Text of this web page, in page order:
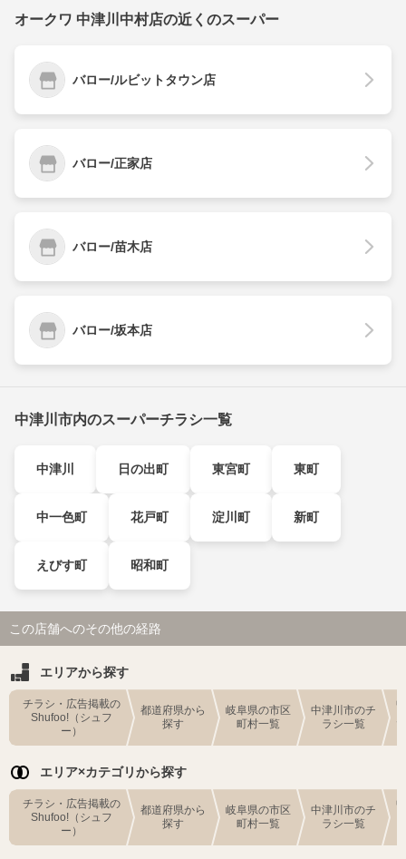
オークワ 中津川中村店の近くのスーパー
バロー/ルビットタウン店
バロー/正家店
バロー/苗木店
バロー/坂本店
中津川市内のスーパーチラシ一覧
中津川 日の出町 東宮町 東町
中一色町 花戸町 淀川町 新町
えびす町 昭和町
この店舗へのその他の経路
エリアから探す
チラシ・広告掲載の
Shufoo!（シュフ
ー）
都道府県から
探す
岐阜県の市区
町村一覧
中津川市のチ
ラシ一覧
エリア×カテゴリから探す
チラシ・広告掲載の
Shufoo!（シュフ
ー）
都道府県から
探す
岐阜県の市区
町村一覧
中津川市のチ
ラシ一覧